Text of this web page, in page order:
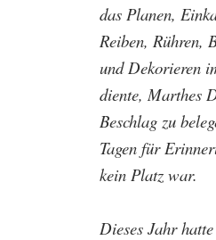
das Planen,
Reiben, Rühren,
und Dekorieren
diente, Marthes
Beschlag zu
Tagen für
kein Platz war.
Dieses Jahr